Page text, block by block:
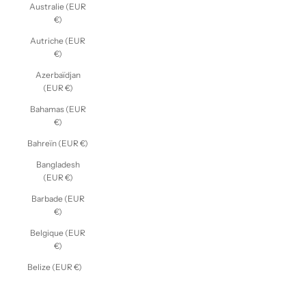
Australie (EUR
€)
Autriche (EUR
€)
Azerbaïdjan
(EUR €)
Bahamas (EUR
€)
Bahreïn (EUR €)
Bangladesh
(EUR €)
Barbade (EUR
€)
Belgique (EUR
€)
Belize (EUR €)